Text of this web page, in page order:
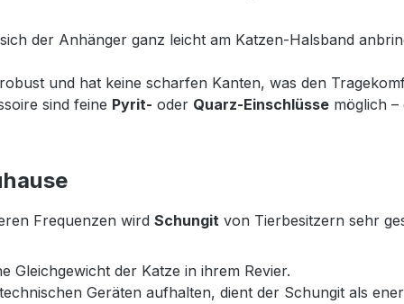
der Anhänger ganz leicht am Katzen-Halsband
und hat keine scharfen Kanten, was den
sind feine Pyrit- oder Quarz-Einschlüsse möglich
Frequenzen wird Schungit von Tierbesitzern sehr
der Katze in ihrem Revier.
Geräten aufhalten, dient der Schungit als